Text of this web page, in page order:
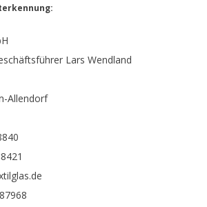
Lars Wendland
Allendorf